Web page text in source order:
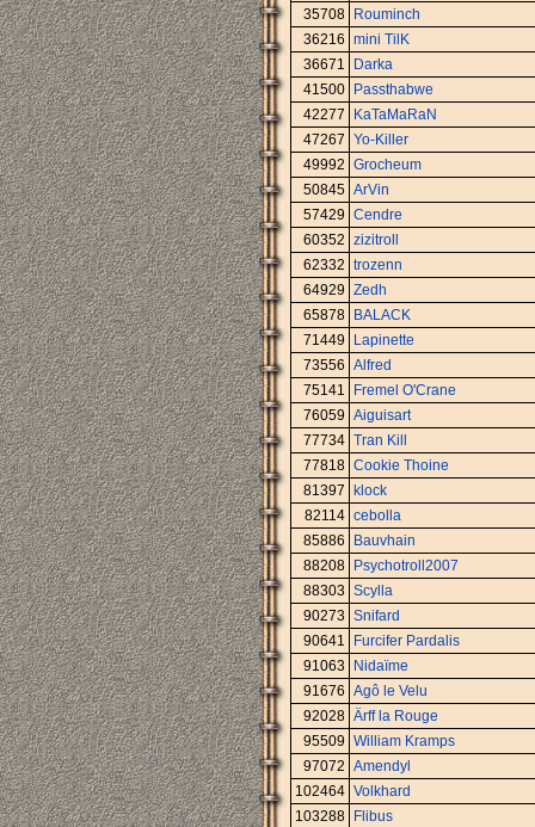
35708
Rouminch
36216 mini TilK
36671
Darka
41500
Passthabwe
42277
KaTaMaRaN
47267 Yo-Killer
49992 Grocheum
50845 ArVin
57429 Cendre
60352 zizitroll
62332 trozenn
64929 Zedh
65878
BALACK
71449
Lapinette
73556 Alfred
75141
Fremel O'Crane
76059 Aiguisart
77734 Tran Kill
77818 Cookie Thoine
81397
klock
82114 cebolla
85886
Bauvhain
88208
Psychotroll2007
88303 Scylla
90273 Snifard
90641
Furcifer Pardalis
91063
Nidaïme
91676 Agô le Velu
92028 Ärff la Rouge
95509 William Kramps
97072 Amendyl
102464 Volkhard
103288
Flibus